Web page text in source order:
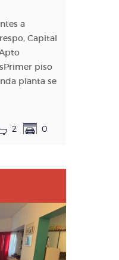
a
Capital
piso
planta se
2 0